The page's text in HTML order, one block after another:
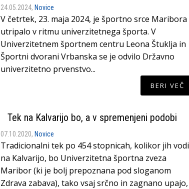
24.05.2024, Novice
V četrtek, 23. maja 2024, je športno srce Maribora
utripalo v ritmu univerzitetnega športa. V
Univerzitetnem športnem centru Leona Štuklja in
Športni dvorani Vrbanska se je odvilo Državno
univerzitetno prvenstvo...
BERI VEČ
Tek na Kalvarijo bo, a v spremenjeni podobi
07.10.2020, Novice
Tradicionalni tek po 454 stopnicah, kolikor jih vodi
na Kalvarijo, bo Univerzitetna športna zveza
Maribor (ki je bolj prepoznana pod sloganom
Zdrava zabava), tako vsaj srčno in zagnano upajo,